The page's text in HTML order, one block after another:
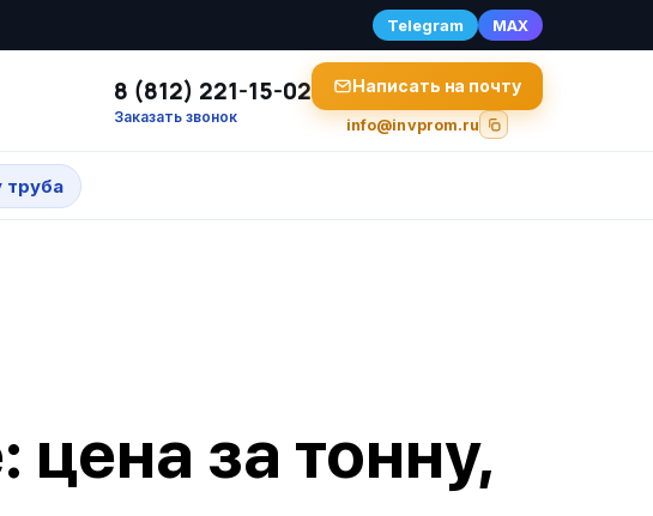
Telegram MAX
8 (812) 221-15-02
Заказать звонок
Написать на почту
info@invprom.ru
труба
за тонну,